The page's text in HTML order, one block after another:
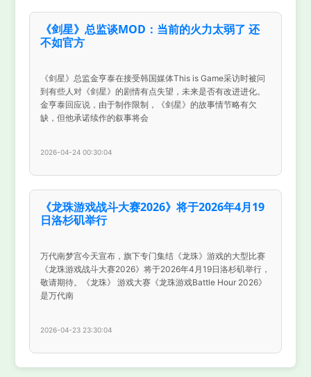
《剑星》总监谈MOD：当前的火力太弱了 还
不如官方
《剑星》总监金亨泰在接受韩国媒体This is Game采访时被问
到有些人对《剑星》的剧情有点失望，未来是否有改进进化。
金亨泰回应说，由于制作限制，《剑星》的故事情节略有欠
缺，但他承诺续作的叙事将会
2026-04-24 00:30:04
《龙珠游戏战斗大赛2026》将于2026年4月19
日洛杉矶举行
万代南梦宫今天宣布，旗下专门集结《龙珠》游戏的大型比赛
《龙珠游戏战斗大赛2026》将于2026年4月19日洛杉矶举行，
敬请期待。《龙珠》 游戏大赛《龙珠游戏Battle Hour 2026》
是万代南
2026-04-23 23:30:04